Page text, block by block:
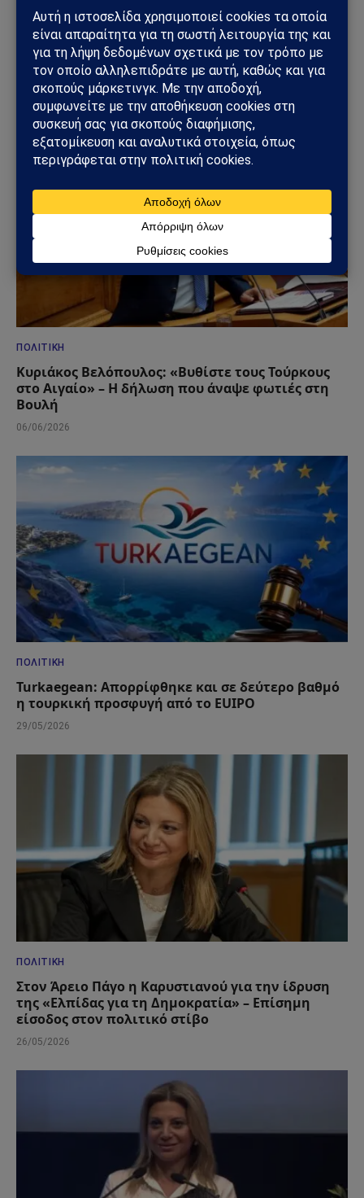
ΚΌΣΜΟΣ
Μπλόκο της Γερουσίας στις πολεμικές εξουσίες
Τραμπ για το Ιράν – Ρήγμα στο εσωτερικό των
ΗΠΑ
23/06/2026
ΠΟΛΙΤΙΚΉ
Κυριάκος Βελόπουλος: «Βυθίστε τους Τούρκους
στο Αιγαίο» – Η δήλωση που άναψε φωτιές στη
Βουλή
06/06/2026
ΠΟΛΙΤΙΚΉ
Turkaegean: Απορρίφθηκε και σε δεύτερο βαθμό
η τουρκική προσφυγή από το EUIPO
29/05/2026
ΠΟΛΙΤΙΚΉ
Στον Άρειο Πάγο η Καρυστιανού για την ίδρυση
της «Ελπίδας για τη Δημοκρατία» – Επίσημη
είσοδος στον πολιτικό στίβο
26/05/2026